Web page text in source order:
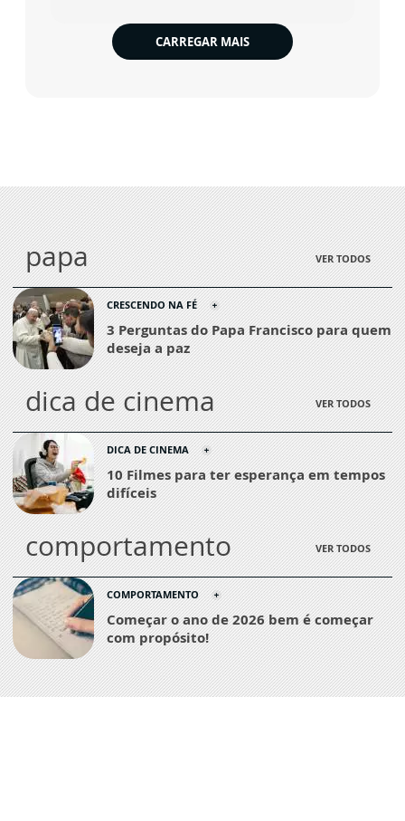
CARREGAR MAIS
papa VER TODOS
CRESCENDO NA FÉ
3 Perguntas do Papa Francisco para quem
deseja a paz
dica de cinema VER TODOS
DICA DE CINEMA
10 Filmes para ter esperança em tempos
difíceis
comportamento VER TODOS
COMPORTAMENTO
Começar o ano de 2026 bem é começar
com propósito!